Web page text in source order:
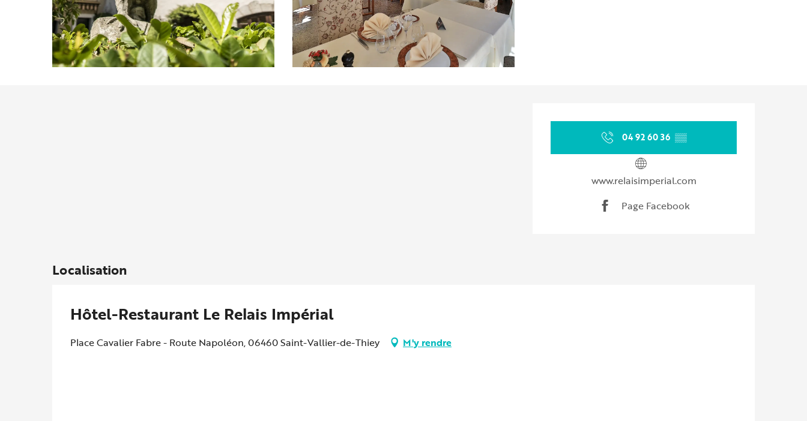
Ouverture et coordonnées
04 92 60 36 ▒▒
www.relaisimperial.com
Page Facebook
Localisation
Hôtel-Restaurant Le Relais Impérial
Place Cavalier Fabre - Route Napoléon, 06460 Saint-Vallier-de-Thiey M'y rendre